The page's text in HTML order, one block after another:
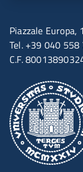
Piazzale
Tel. +39 040
C.F.